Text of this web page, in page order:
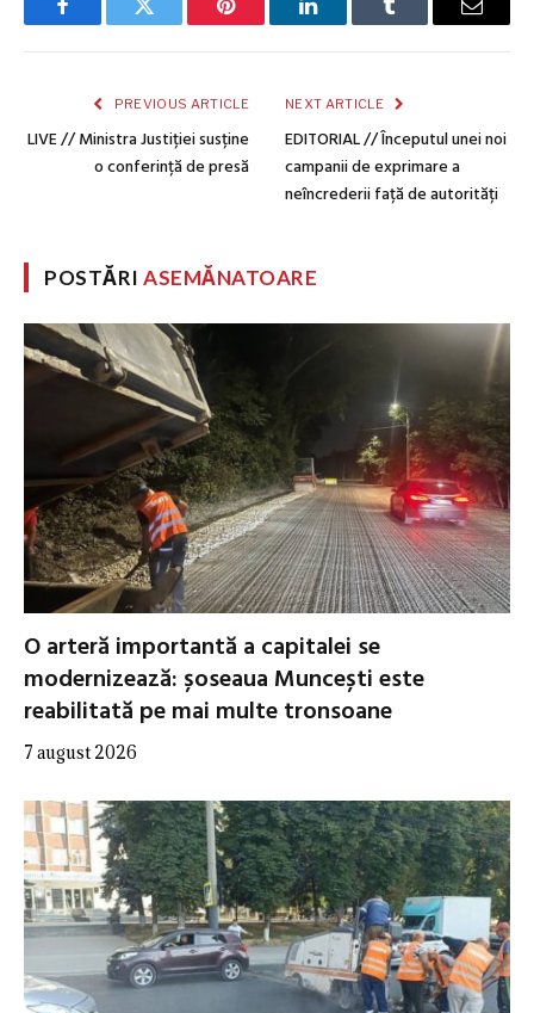
FacebookTwitter Pinterest LinkedInTumblr Email
PREVIOUS ARTICLE
LIVE // Ministra Justiției susține
o conferință de presă
NEXT ARTICLE
EDITORIAL // Începutul unei noi
campanii de exprimare a
neîncrederii față de autorități
POSTĂRIASEMĂNATOARE
O arteră importantă a capitalei se
modernizează: șoseaua Muncești este
reabilitată pe mai multe tronsoane
7 august 2026